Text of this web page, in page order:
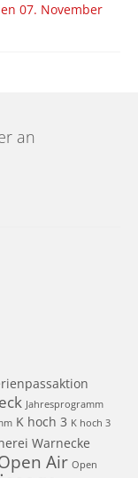
07. November
an
Jahresprogramm
K hoch 3 K hoch 3
Warnecke
Air Open